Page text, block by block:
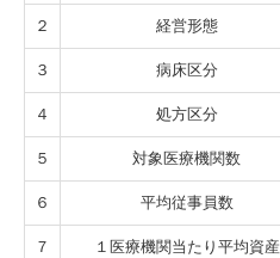
２ 経営形態
３ 病床区分
４ 処方区分
５ 対象医療機関数
６ 平均従事員数
７ １医療機関当たり平均資産